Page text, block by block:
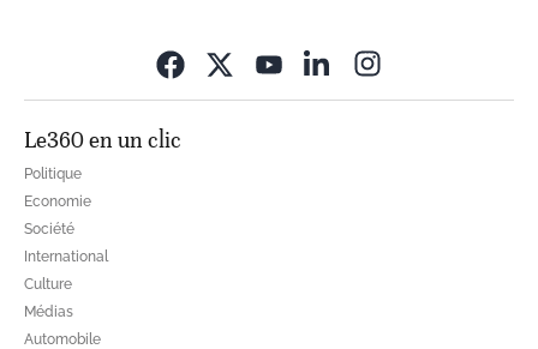
Le360 en un clic
Politique
Economie
Société
International
Culture
Médias
Automobile